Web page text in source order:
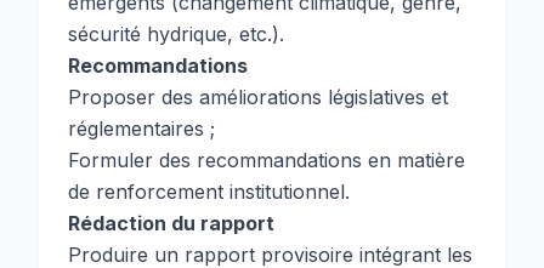
sécurité hydrique, etc.).
Recommandations
Proposer des améliorations législatives et
réglementaires ;
Formuler des recommandations en matière
de renforcement institutionnel.
Rédaction du rapport
Produire un rapport provisoire intégrant les